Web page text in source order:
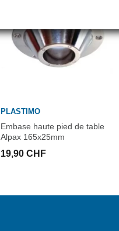
PLASTIMO
Embase haute pied de table
Alpax 165x25mm
19,90 CHF